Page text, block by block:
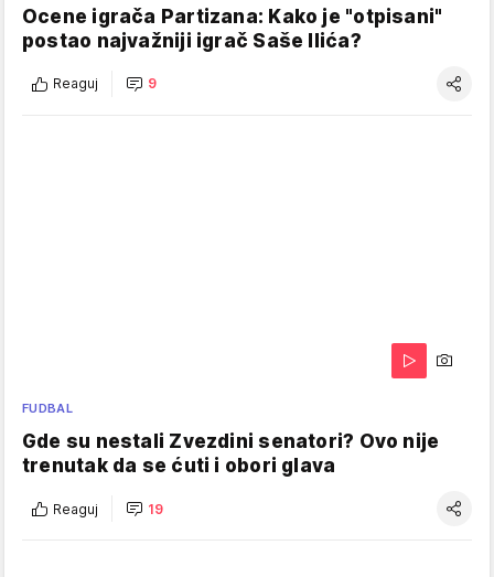
Ocene igrača Partizana: Kako je "otpisani"
postao najvažniji igrač Saše Ilića?
Reaguj 9
FUDBAL
Gde su nestali Zvezdini senatori? Ovo nije
trenutak da se ćuti i obori glava
Reaguj 19